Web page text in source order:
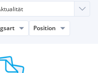
Position